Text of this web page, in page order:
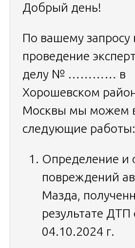
Добрый день!
По вашему запросу
проведение
делу № ………… в
Хорошевском
Москвы мы можем
следующие работы:
Определение и
повреждений
Мазда,
результате ДТП
04.10.2024 г.